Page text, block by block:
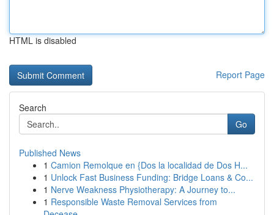
HTML is disabled
Report Page
Search
Go
Published News
1 Camion Remolque en {Dos la localidad de Dos H...
1 Unlock Fast Business Funding: Bridge Loans & Co...
1 Nerve Weakness Physiotherapy: A Journey to...
1 Responsible Waste Removal Services from